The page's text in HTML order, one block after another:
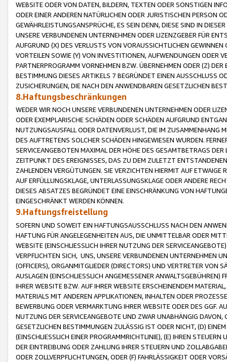
WEBSITE ODER VON DATEN, BILDERN, TEXTEN ODER SONSTIGEN
ODER EINER ANDEREN NATÜRLICHEN ODER JURISTISCHEN PERSON
GEWÄHRLEISTUNGSANSPRÜCHE, ES SEIN DENN, DIESE SIND IN
UNSERE VERBUNDENEN UNTERNEHMEN ODER LIZENZGEBER FÜR
AUFGRUND (X) DES VERLUSTS VON VORAUSSICHTLICHEN
VORTEILEN SOWIE (Y) VON INVESTITIONEN, AUFWENDUNGEN ODER
PARTNERPROGRAMM VORNEHMEN BZW. ÜBERNEHMEN ODER (Z)
BESTIMMUNG DIESES ARTIKELS 7 BEGRÜNDET EINEN AUSSCHLUSS
ZUSICHERUNGEN, DIE NACH DEN ANWENDBAREN GESETZLICHEN
8.Haftungsbeschränkungen
WEDER WIR NOCH UNSERE VERBUNDENEN UNTERNEHMEN ODER
ODER EXEMPLARISCHE SCHÄDEN ODER SCHÄDEN AUFGRUND
NUTZUNGSAUSFALL ODER DATENVERLUST, DIE IM ZUSAMMENHANG
DES AUFTRETENS SOLCHER SCHÄDEN HINGEWIESEN WURDEN.
SERVICEANGEBOTEN MAXIMAL DER HÖHE DES GESAMTBETRAGS
ZEITPUNKT DES EREIGNISSES, DAS ZU DEM ZULETZT
ZAHLENDEN VERGÜTUNGEN. SIE VERZICHTEN HIERMIT AUF
AUF ERFÜLLUNGSKLAGE, UNTERLASSUNGSKLAGE ODER ANDERE
DIESES ABSATZES BEGRÜNDET EINE EINSCHRÄNKUNG VON
EINGESCHRÄNKT WERDEN KÖNNEN.
9.Haftungsfreistellung
SOFERN UND SOWEIT EIN HAFTUNGSAUSSCHLUSS NACH DEN
HAFTUNG FÜR ANGELEGENHEITEN AUS, DIE UNMITTELBAR ODER
WEBSITE (EINSCHLIESSLICH IHRER NUTZUNG DER
VERPFLICHTEN SICH, UNS, UNSERE VERBUNDENEN UNTERNEHMEN
(OFFICERS), ORGANMITGLIEDER (DIRECTORS) UND VERTRETER VON
AUSLAGEN (EINSCHLIESSLICH ANGEMESSENER
IHRER WEBSITE BZW. AUF IHRER WEBSITE ERSCHEINENDEM
MATERIALS MIT ANDEREN APPLIKATIONEN, INHALTEN ODER
BEWERBUNG ODER VERMARKTUNG IHRER WEBSITE ODER DES GGF.
NUTZUNG DER SERVICEANGEBOTE UND ZWAR UNABHÄNGIG
GESETZLICHEN BESTIMMUNGEN ZULÄSSIG IST ODER NICHT, (D)
(EINSCHLIESSLICH EINER PROGRAMMRICHTLINIE), (E) IHREN
DER EINTREIBUNG ODER ZAHLUNG IHRER STEUERN UND
ODER ZOLLVERPFLICHTUNGEN, ODER (F) FAHRLÄSSIGKEIT ODER